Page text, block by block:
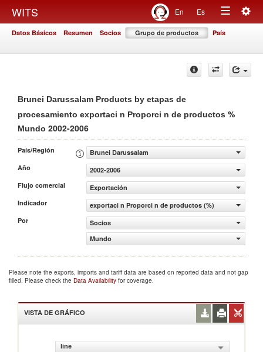
WITS En Es
Toggle
Datos Básicos Resumen Socios Grupo de productos País
Brunei Darussalam Products by etapas de
procesamiento exportaci n Proporci n de productos %
Mundo 2002-2006
País/Región
Brunei Darussalam
Año
2002-2006
Flujo comercial
Exportación
Indicador
exportaci n Proporci n de productos (%)
Por
Socios
Mundo
Please note the exports, imports and tariff data are based on reported data and not gap
filled. Please check the Data Availability for coverage.
VISTA DE GRÁFICO
line